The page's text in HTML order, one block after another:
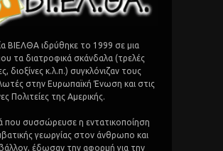
ΒΙΕΛΘΑ ιδρύθηκε το 1999 σε μια
τα διατροφικά σκάνδαλα (τρελές
διοξίνες κ.λ.π.) συγκλόνιζαν τους
στην Ευρωπαϊκή Ένωση και στις
Πολιτείες της Αμερικής.
που συσσώρευσε η εντατικοποίηση
γεωργίας στον άνθρωπο και
έδωσαν την αφορμή για την